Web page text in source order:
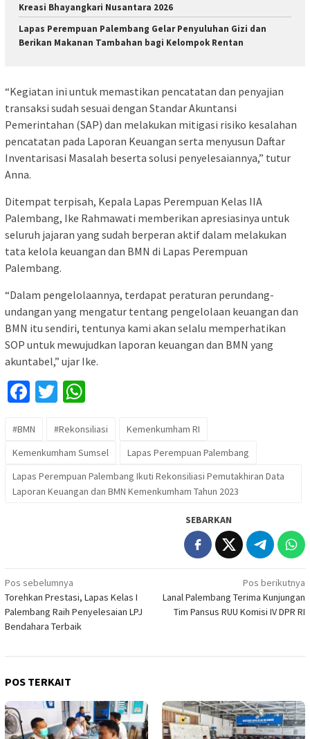
Kreasi Bhayangkari Nusantara 2026
Lapas Perempuan Palembang Gelar Penyuluhan Gizi dan
Berikan Makanan Tambahan bagi Kelompok Rentan
“Kegiatan ini untuk memastikan pencatatan dan penyajian
transaksi sudah sesuai dengan Standar Akuntansi
Pemerintahan (SAP) dan melakukan mitigasi risiko kesalahan
pencatatan pada Laporan Keuangan serta menyusun Daftar
Inventarisasi Masalah beserta solusi penyelesaiannya,” tutur
Anna.
Ditempat terpisah, Kepala Lapas Perempuan Kelas IIA
Palembang, Ike Rahmawati memberikan apresiasinya untuk
seluruh jajaran yang sudah berperan aktif dalam melakukan
tata kelola keuangan dan BMN di Lapas Perempuan
Palembang.
“Dalam pengelolaannya, terdapat peraturan perundang-
undangan yang mengatur tentang pengelolaan keuangan dan
BMN itu sendiri, tentunya kami akan selalu memperhatikan
SOP untuk mewujudkan laporan keuangan dan BMN yang
akuntabel,” ujar Ike.
Facebook
Twitter
#BMN #Rekonsiliasi
Kemenkumham RI
Kemenkumham Sumsel
Lapas Perempuan Palembang
Lapas Perempuan Palembang Ikuti Rekonsiliasi Pemutakhiran Data
Laporan Keuangan dan BMN Kemenkumham Tahun 2023
SEBARKAN
Navigasi
pos
Pos sebelumnya
Torehkan Prestasi, Lapas Kelas I
Palembang Raih Penyelesaian LPJ
Bendahara Terbaik
Pos berikutnya
Lanal Palembang Terima Kunjungan
Tim Pansus RUU Komisi IV DPR RI
POS TERKAIT